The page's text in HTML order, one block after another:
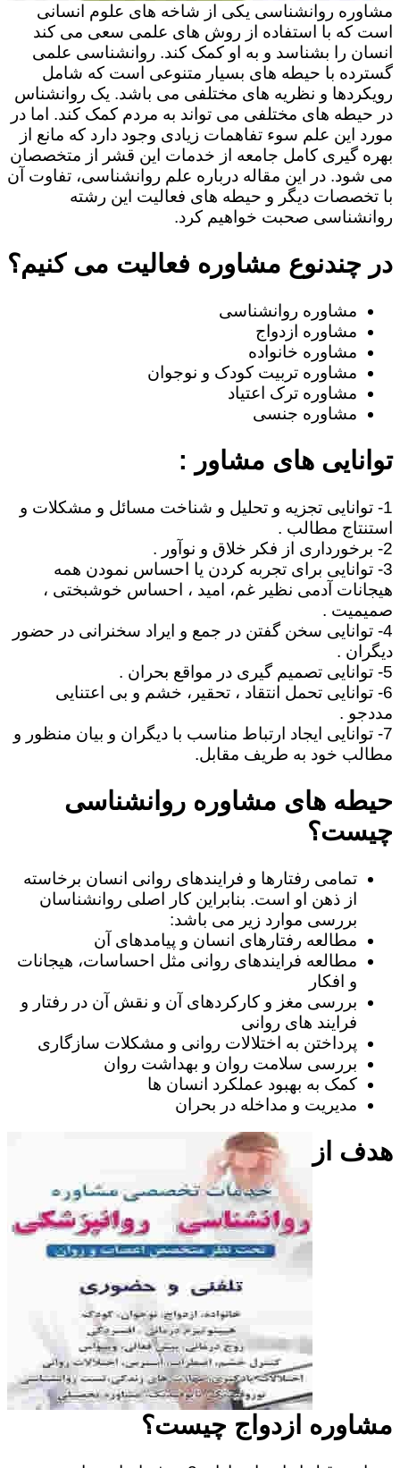
مشاوره روانشناسی یکی از شاخه های علوم انسانی
است که با استفاده از روش های علمی سعی می کند
انسان را بشناسد و به او کمک کند. روانشناسی علمی
گسترده با حیطه های بسیار متنوعی است که شامل
رویکردها و نظریه های مختلفی می باشد. یک روانشناس
در حیطه های مختلفی می تواند به مردم کمک کند. اما در
مورد این علم سوء تفاهمات زیادی وجود دارد که مانع از
بهره گیری کامل جامعه از خدمات این قشر از متخصصان
می شود. در این مقاله درباره علم روانشناسی، تفاوت آن
با تخصصات دیگر و حیطه های فعالیت این رشته
روانشناسی صحبت خواهیم کرد.
در چندنوع مشاوره فعالیت می کنیم؟
مشاوره روانشناسی
مشاوره ازدواج
مشاوره خانواده
مشاوره تربیت کودک و نوجوان
مشاوره ترک اعتیاد
مشاوره جنسی
توانایی های مشاور :
1- توانایی تجزیه و تحلیل و شناخت مسائل و مشکلات و
استنتاج مطالب .
2- برخورداری از فکر خلاق و نوآور .
3- توانایی برای تجربه کردن یا احساس نمودن همه
هیجانات آدمی نظیر غم، امید ، احساس خوشبختی ،
صمیمیت .
4- توانایی سخن گفتن در جمع و ایراد سخنرانی در حضور
دیگران .
5- توانایی تصمیم گیری در مواقع بحران .
6- توانایی تحمل انتقاد ، تحقیر، خشم و بی اعتنایی
مددجو .
7- توانایی ایجاد ارتباط مناسب با دیگران و بیان منظور و
مطالب خود به طریف مقابل.
حیطه های مشاوره روانشناسی
چیست؟
تمامی رفتارها و فرایندهای روانی انسان برخاسته
از ذهن او است. بنابراین کار اصلی روانشناسان
بررسی موارد زیر می باشد:
مطالعه رفتارهای انسان و پیامدهای آن
مطالعه فرایندهای روانی مثل احساسات، هیجانات
و افکار
بررسی مغز و کارکردهای آن و نقش آن در رفتار و
فرایند های روانی
پرداختن به اختلالات روانی و مشکلات سازگاری
بررسی سلامت روان و بهداشت روان
کمک به بهبود عملکرد انسان ها
مدیریت و مداخله در بحران
هدف از
مشاوره ازدواج چیست؟